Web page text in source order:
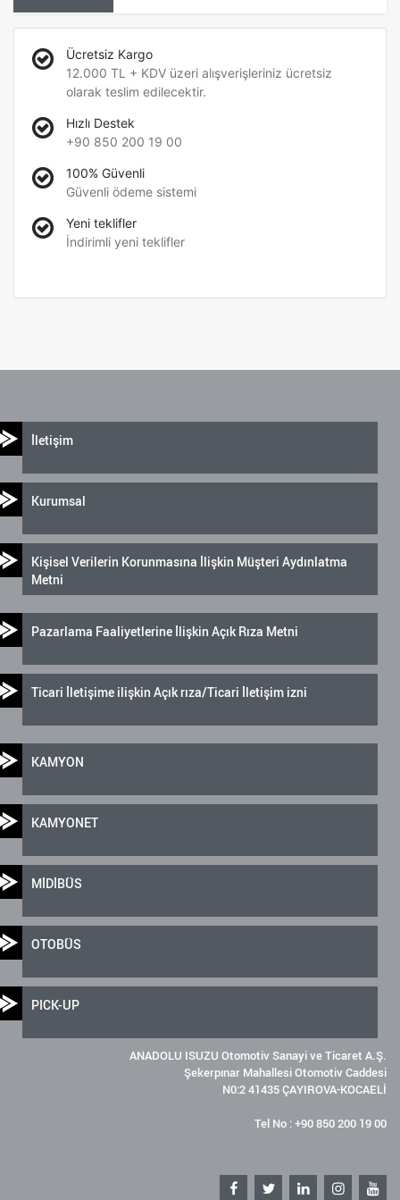
Ücretsiz Kargo
12.000 TL + KDV üzeri alışverişleriniz ücretsiz
olarak teslim edilecektir.
Hızlı Destek
+90 850 200 19 00
100% Güvenli
Güvenli ödeme sistemi
Yeni teklifler
İndirimli yeni teklifler
İletişim
Kurumsal
Kişisel Verilerin Korunmasına İlişkin Müşteri Aydınlatma
Metni
Pazarlama Faaliyetlerine İlişkin Açık Rıza Metni
Ticari İletişime ilişkin Açık rıza/Ticari İletişim izni
KAMYON
KAMYONET
MİDİBÜS
OTOBÜS
PICK-UP
ANADOLU ISUZU Otomotiv Sanayi ve Ticaret A.Ş.
Şekerpınar Mahallesi Otomotiv Caddesi
N0:2 41435 ÇAYIROVA-KOCAELİ
Tel No : +90 850 200 19 00